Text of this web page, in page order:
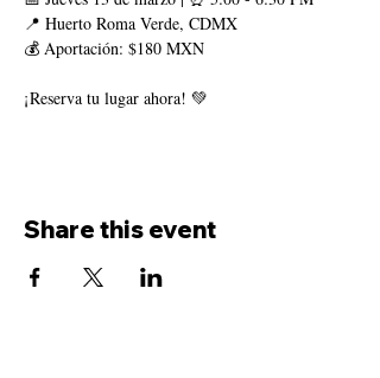
📍 Huerto Roma Verde, CDMX
💰 Aportación: $180 MXN
¡Reserva tu lugar ahora! 💚
Share this event